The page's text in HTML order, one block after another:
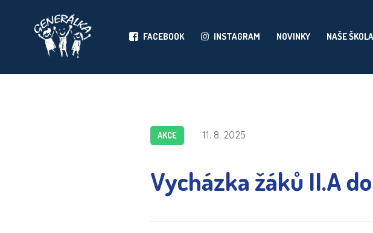
FACEBOOK INSTAGRAM NOVINKY NAŠE ŠKOLA
AKCE 11. 8. 2025
Vycházka žáků II.A